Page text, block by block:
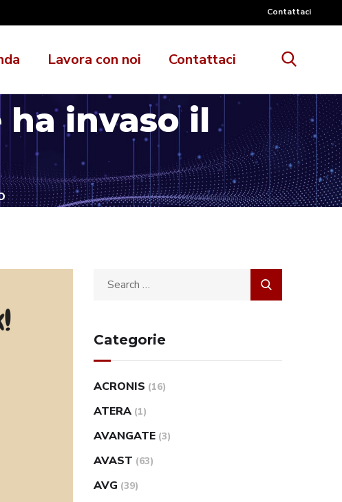
Contattaci
Lavora con noi Contattaci
ha invaso il
Categorie
ACRONIS (16)
ATERA (1)
AVANGATE (3)
AVAST (63)
AVG (39)